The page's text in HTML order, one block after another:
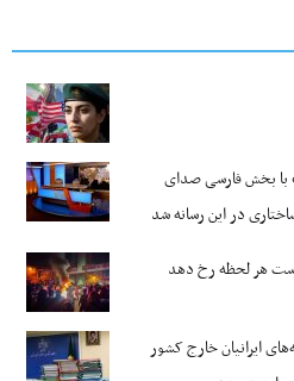
با بخش فارسی صدای
در این رسانه شد
هر لحظه رخ دهد
ایرانیان خارج کشور